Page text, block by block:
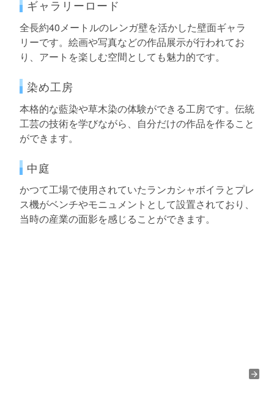
ギャラリーロード
全長約40メートルのレンガ壁を活かした壁面ギャラ
リーです。絵画や写真などの作品展示が行われてお
り、アートを楽しむ空間としても魅力的です。
染め工房
本格的な藍染や草木染の体験ができる工房です。伝統
工芸の技術を学びながら、自分だけの作品を作ること
ができます。
中庭
かつて工場で使用されていたランカシャボイラとプレ
ス機がベンチやモニュメントとして設置されており、
当時の産業の面影を感じることができます。